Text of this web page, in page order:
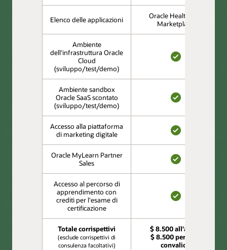
Elenco delle applicazioni
Oracle Healthcare
Marketplace
Ambiente
dell'infrastruttura Oracle
Cloud
(sviluppo/test/demo)
Ambiente sandbox
Oracle SaaS scontato
(sviluppo/test/demo)
Accesso alla piattaforma
di marketing digitale
Oracle MyLearn Partner
Sales
Accesso al percorso di
apprendimento con
crediti per l'esame di
certificazione
Totale corrispettivi
(esclude corrispettivi di
consulenza facoltativi)
$ 8.500 all'anno,
$ 8.500 per ogni
convalida